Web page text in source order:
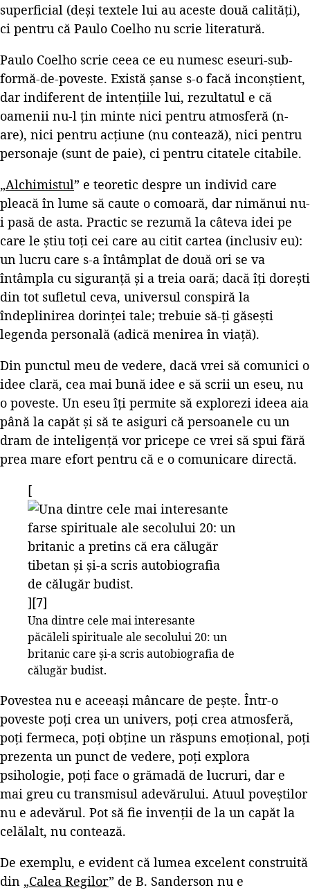
superficial (deși textele lui au aceste două calități),
ci pentru că Paulo Coelho nu scrie literatură.
Paulo Coelho scrie ceea ce eu numesc eseuri-sub-
formă-de-poveste. Există șanse s-o facă inconștient,
dar indiferent de intențiile lui, rezultatul e că
oamenii nu-l țin minte nici pentru atmosferă (n-
are), nici pentru acțiune (nu contează), nici pentru
personaje (sunt de paie), ci pentru citatele citabile.
„Alchimistul” e teoretic despre un individ care
pleacă în lume să caute o comoară, dar nimănui nu-
i pasă de asta. Practic se rezumă la câteva idei pe
care le știu toți cei care au citit cartea (inclusiv eu):
un lucru care s-a întâmplat de două ori se va
întâmpla cu siguranță și a treia oară; dacă îți dorești
din tot sufletul ceva, universul conspiră la
îndeplinirea dorinței tale; trebuie să-ți găsești
legenda personală (adică menirea în viață).
Din punctul meu de vedere, dacă vrei să comunici o
idee clară, cea mai bună idee e să scrii un eseu, nu
o poveste. Un eseu îți permite să explorezi ideea aia
până la capăt și să te asiguri că persoanele cu un
dram de inteligență vor pricepe ce vrei să spui fără
prea mare efort pentru că e o comunicare directă.
[
][7]
Una dintre cele mai interesante
păcăleli spirituale ale secolului 20: un
britanic care și-a scris autobiografia de
călugăr budist.
Povestea nu e aceeași mâncare de pește. Într-o
poveste poți crea un univers, poți crea atmosferă,
poți fermeca, poți obține un răspuns emoțional, poți
prezenta un punct de vedere, poți explora
psihologie, poți face o grămadă de lucruri, dar e
mai greu cu transmisul adevărului. Atuul poveștilor
nu e adevărul. Pot să fie invenții de la un capăt la
celălalt, nu contează.
De exemplu, e evident că lumea excelent construită
din „Calea Regilor” de B. Sanderson nu e